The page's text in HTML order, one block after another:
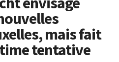
mais fait
tentative